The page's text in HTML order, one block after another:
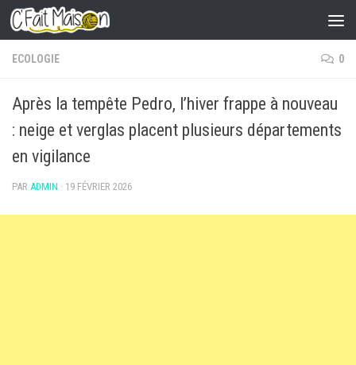
Skip to content
ECOLOGIE 0
Après la tempête Pedro, l’hiver frappe à nouveau
: neige et verglas placent plusieurs départements
en vigilance
PAR ADMIN · 19 FÉVRIER 2026